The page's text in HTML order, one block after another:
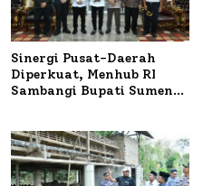
Sinergi Pusat-Daerah
Diperkuat, Menhub RI
Sambangi Bupati Sumenep